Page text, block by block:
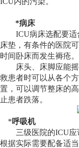
*病床
ICU病床选配要适
床垫，有条件的医院
时间卧床而发生褥疮。
床头、床脚应能
救患者时可以从各个
置，可以调节整床的
止患者跌落。
*呼吸机
三级医院的ICU应
根据实际需要配备适